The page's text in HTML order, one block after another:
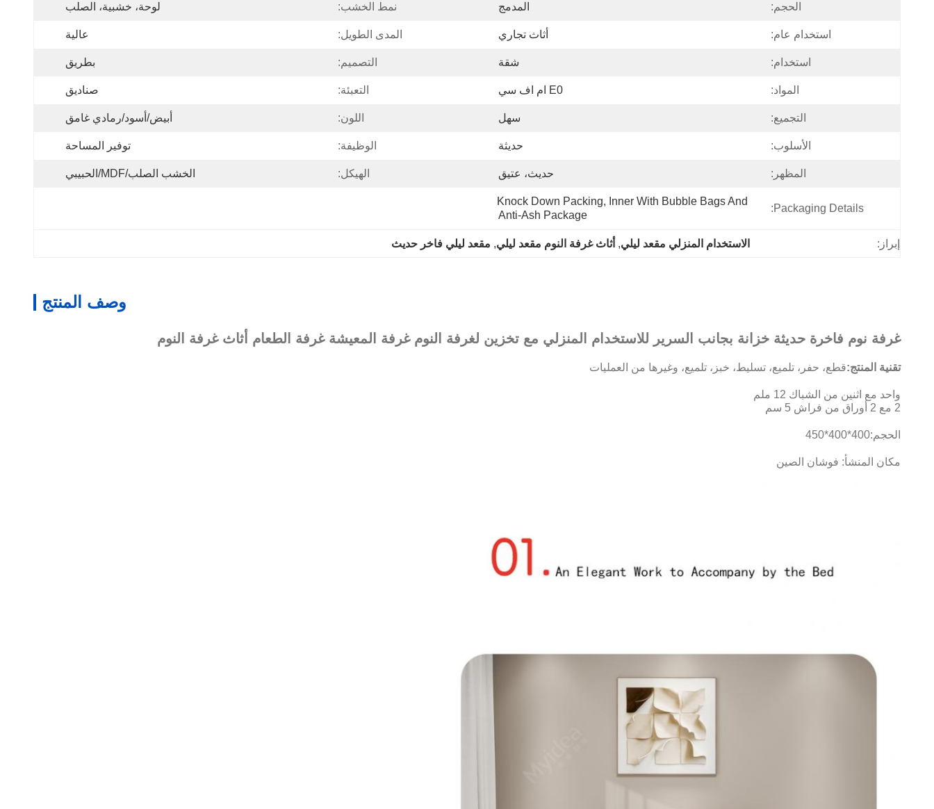
الحجم: المدمج نمط الخشب: لوحة، خشبية، الصلب
استخدام عام: أثاث تجاري المدى الطويل: عالية
استخدام: شقة التصميم: بطريق
المواد: E0 ام اف سي التعبئة: صناديق
التجميع: سهل اللون: أبيض/أسود/رمادي غامق
الأسلوب: حديثة الوظيفة: توفير المساحة
المظهر: حديث، عتيق الهيكل: الخشب الصلب/MDF/الحبيبي
Packaging Details:
Knock Down Packing, Inner With Bubble Bags And
Anti-Ash Package
إبراز: الاستخدام المنزلي مقعد ليلي, أثاث غرفة النوم مقعد ليلي, مقعد ليلي فاخر حديث
وصف المنتج
غرفة نوم فاخرة حديثة خزانة بجانب السرير للاستخدام المنزلي مع تخزين لغرفة النوم غرفة المعيشة غرفة الطعام أثاث غرفة النوم
تقنية المنتج:قطع، حفر، تلميع، تسليط، خبز، تلميع، وغيرها من العمليات
واحد مع اثنين من الشباك 12 ملم
2 مع 2 أوراق من فراش 5 سم
الحجم:400*400*450
مكان المنشأ: فوشان الصين